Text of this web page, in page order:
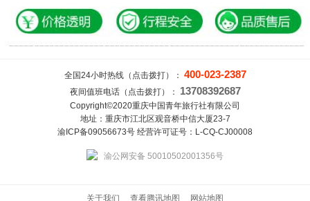
全国24小时热线（点击拨打）： 400-023-2387
夜间值班电话（点击拨打）： 13708392687
Copyright©2020重庆中国青年旅行社有限公司
地址：重庆市江北区观音桥中信大厦23-7
渝ICP备09056673号 经营许可证号：L-CQ-CJ00008
渝公网安备 50010502001356号
关于我们 查看腾讯地图 网站地图